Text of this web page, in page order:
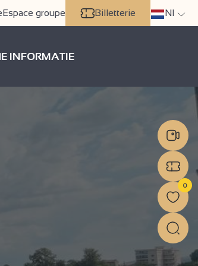
Espace groupe Billetterie Nl
INFORMATIE
0